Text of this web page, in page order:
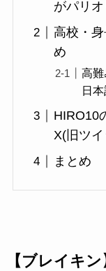
がパリオ
高校・
め
高
日本
HIRO10
X(旧ツ
まとめ
【ブレイキ